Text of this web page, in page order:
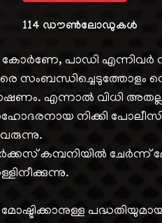
114 ഡൗൺലോഡുകൾ
കോര്‍ണേ, പാഡി എന്നിവര്‍
സംബന്ധിച്ചെടുത്തോളം
എന്നാല്‍ വിധി
നിക്കി
വരുന്നു.
കമ്പനിയില്‍